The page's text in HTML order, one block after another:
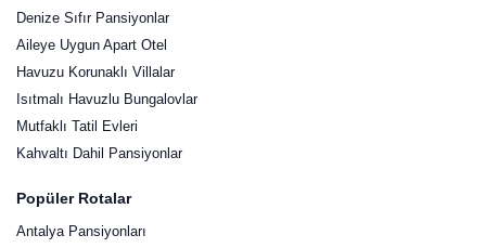
Denize Sıfır Pansiyonlar
Aileye Uygun Apart Otel
Havuzu Korunaklı Villalar
Isıtmalı Havuzlu Bungalovlar
Mutfaklı Tatil Evleri
Kahvaltı Dahil Pansiyonlar
Popüler Rotalar
Antalya Pansiyonları